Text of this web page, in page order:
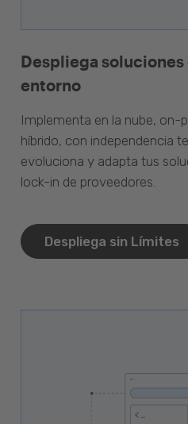
Despliega
entorno
Implementa en la nube, on-
híbrido, con independencia
evoluciona y adapta tus
lock-in de proveedores.
Despliega sin Límites